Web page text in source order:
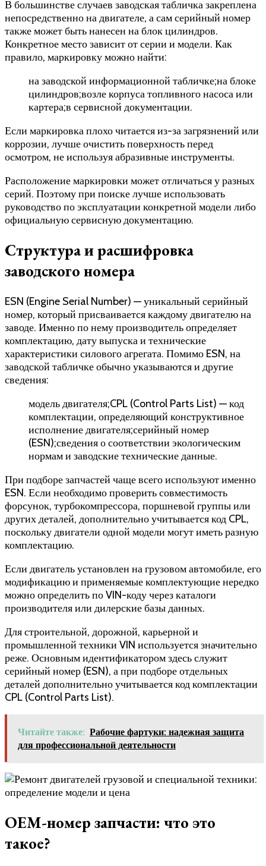
В большинстве случаев заводская табличка закреплена
непосредственно на двигателе, а сам серийный номер
также может быть нанесен на блок цилиндров.
Конкретное место зависит от серии и модели. Как
правило, маркировку можно найти:
на заводской информационной табличке;на блоке
цилиндров;возле корпуса топливного насоса или
картера;в сервисной документации.
Если маркировка плохо читается из-за загрязнений или
коррозии, лучше очистить поверхность перед
осмотром, не используя абразивные инструменты.
Расположение маркировки может отличаться у разных
серий. Поэтому при поиске лучше использовать
руководство по эксплуатации конкретной модели либо
официальную сервисную документацию.
Структура и расшифровка
заводского номера
ESN (Engine Serial Number) — уникальный серийный
номер, который присваивается каждому двигателю на
заводе. Именно по нему производитель определяет
комплектацию, дату выпуска и технические
характеристики силового агрегата. Помимо ESN, на
заводской табличке обычно указываются и другие
сведения:
модель двигателя;CPL (Control Parts List) — код
комплектации, определяющий конструктивное
исполнение двигателя;серийный номер
(ESN);сведения о соответствии экологическим
нормам и заводские технические данные.
При подборе запчастей чаще всего используют именно
ESN. Если необходимо проверить совместимость
форсунок, турбокомпрессора, поршневой группы или
других деталей, дополнительно учитывается код CPL,
поскольку двигатели одной модели могут иметь разную
комплектацию.
Если двигатель установлен на грузовом автомобиле, его
модификацию и применяемые комплектующие нередко
можно определить по VIN-коду через каталоги
производителя или дилерские базы данных.
Для строительной, дорожной, карьерной и
промышленной техники VIN используется значительно
реже. Основным идентификатором здесь служит
серийный номер (ESN), а при подборе отдельных
деталей дополнительно учитывается код комплектации
CPL (Control Parts List).
Читайте также: Рабочие фартуки: надежная защита
для профессиональной деятельности
OEM-номер запчасти: что это
такое?